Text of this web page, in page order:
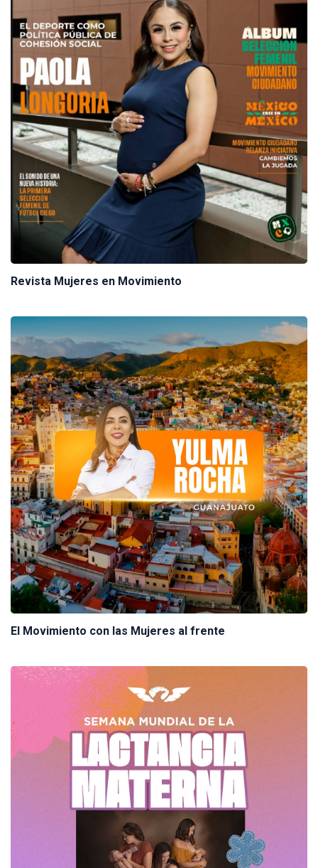
Revista Mujeres en Movimiento
El Movimiento con las Mujeres al frente